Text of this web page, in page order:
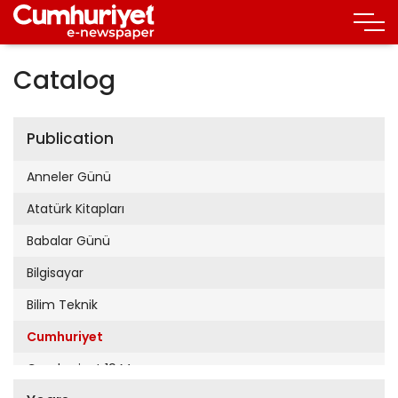
Catalog
Publication
Anneler Günü
Atatürk Kitapları
Babalar Günü
Bilgisayar
Bilim Teknik
Cumhuriyet
Cumhuriyet 19 Mayıs